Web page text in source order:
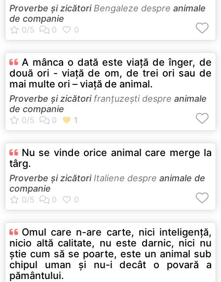
Proverbe și zicătoriBengaleze despre animale
de companie
A mânca o dată este viaţă de înger, de
două ori - viaţă de om, de trei ori sau de
mai multe ori – viaţă de animal.
Proverbe și zicătorifranţuzeşti despre animale
de companie
Nu se vinde orice animal care merge la
târg.
Proverbe și zicătoriItaliene despre animale de
companie
Omul care n-are carte, nici inteligenţă,
nicio altă calitate, nu este darnic, nici nu
ştie cum să se poarte, este un animal sub
chipul uman şi nu-i decât o povară a
pământului.